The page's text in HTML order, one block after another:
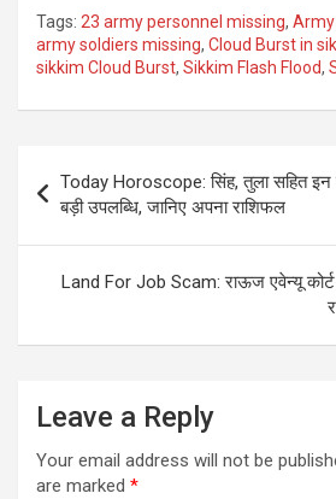
Tags: 23 army personnel missing, Army
army soldiers missing, Cloud Burst in
sikkim Cloud Burst, Sikkim Flash Flood,
navigation
Today Horoscope: सिंह, तुला सहित इन
बड़ी उपलब्धि, जानिए अपना राशिफल
Land For Job Scam: राऊज एवेन्यू कोर्ट
Leave a Reply
Your email address will not be
are marked *